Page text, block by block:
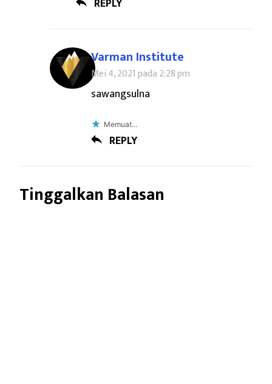
Varman Institute
Mei 4, 2021 pada 2:28 pm
sawangsulna
Memuat...
REPLY
Tinggalkan Balasan